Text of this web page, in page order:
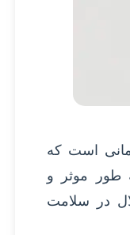
است که
طور موثر و
در سلامت